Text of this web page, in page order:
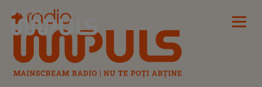
Radio Impuls